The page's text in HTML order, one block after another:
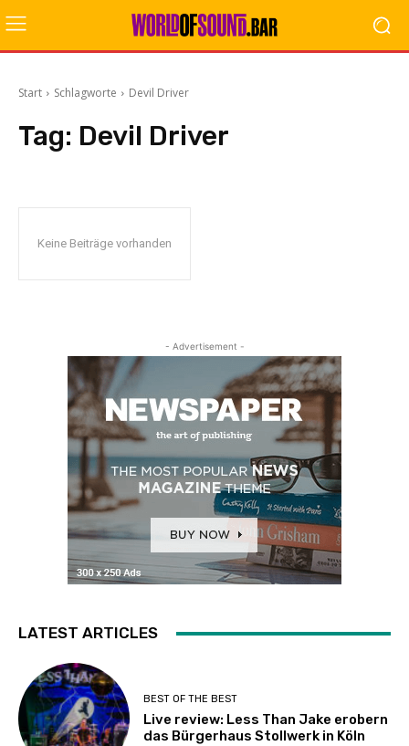
Start Schlagworte Devil Driver
Tag: Devil Driver
Keine Beiträge vorhanden
- Advertisement -
LATEST ARTICLES
BEST OF THE BEST
Live review: Less Than Jake erobern
das Bürgerhaus Stollwerk in Köln